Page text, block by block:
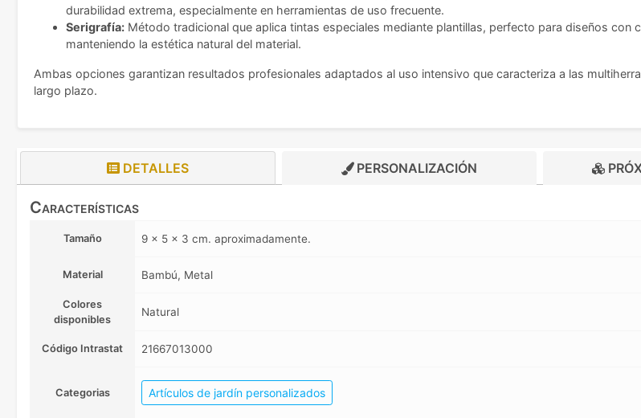
durabilidad extrema, especialmente en herramientas de uso frecuente.
Serigrafía: Método tradicional que aplica tintas especiales mediante plantillas, perfecto para diseños
manteniendo la estética natural del material.
Ambas opciones garantizan resultados profesionales adaptados al uso intensivo que caracteriza a las
largo plazo.
DETALLES PERSONALIZACIÓN
Características
Tamaño 9 x 5 x 3 cm. aproximadamente.
Material Bambú, Metal
Colores
disponibles
Natural
Código Intrastat 21667013000
Categorias Artículos de jardín personalizados